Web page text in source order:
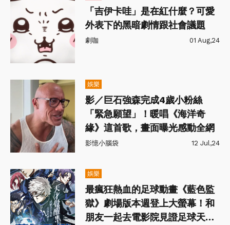
「吉伊卡哇」是在紅什麼？可愛
外表下的黑暗劇情跟社會議題
劇咖 01 Aug,24
娛樂
影／巨石強森完成4歲小粉絲
「緊急願望」！暖唱《海洋奇
緣》這首歌，畫面曝光感動全網
影憶小腦袋 12 Jul,24
娛樂
最瘋狂熱血的足球動畫《藍色監
獄》劇場版本週登上大螢幕！和
朋友一起去電影院見證足球天才